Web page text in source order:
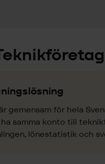
gemensam för hela
samma konto till
lönestatistik och